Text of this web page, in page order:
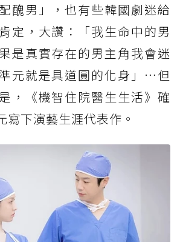
醜男」，也有些韓國劇迷給
定，大讚：「我生命中的男
是真實存在的男主角我會迷
元就是具道圓的化身」…但
，《機智住院醫生生活》確
寫下演藝生涯代表作。